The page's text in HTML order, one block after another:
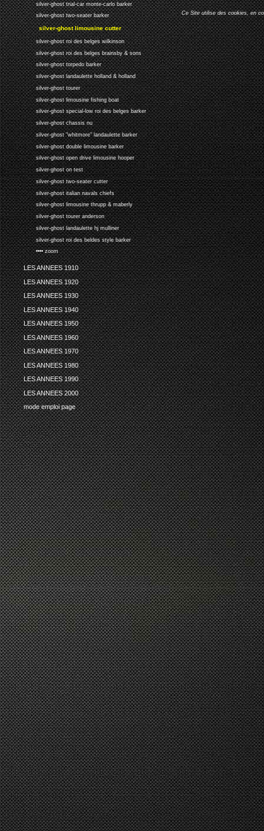
silver-ghost trial-car monte-carlo barker
silver-ghost two-seater barker
silver-ghost limousine cutter
silver-ghost roi des belges wilkinson
silver-ghost roi des belges brainsby & sons
silver-ghost torpedo barker
silver-ghost landaulette holland & holland
silver-ghost tourer
silver-ghost limousine fishing boat
silver-ghost special-low roi des belges barker
silver-ghost chassis nu
silver-ghost "whitmore" landaulette barker
silver-ghost double limousine barker
silver-ghost open drive limousine hooper
silver-ghost on test
silver-ghost two-seater cutter
silver-ghost italian navals chiefs
silver-ghost limousine thrupp & maberly
silver-ghost tourer anderson
silver-ghost landaulette hj mulliner
silver-ghost roi des beldes style barker
•••• zoom
LES ANNEES 1910
LES ANNEES 1920
LES ANNEES 1930
LES ANNEES 1940
LES ANNEES 1950
LES ANNEES 1960
LES ANNEES 1970
LES ANNEES 1980
LES ANNEES 1990
LES ANNEES 2000
mode emploi page
Ce Site utilise des cookies, en